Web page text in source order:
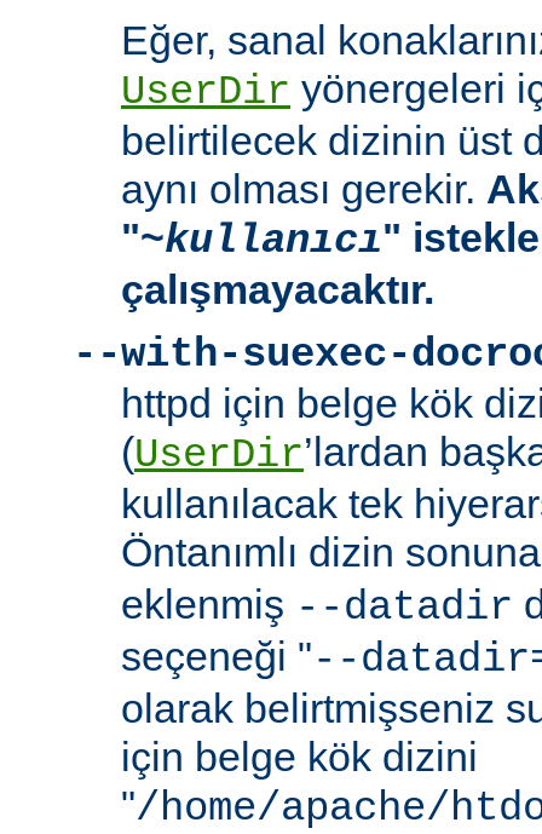
Eğer, sanal
UserDir yönergeleri
belirtilecek dizinin üst
aynı olması gerekir.
"~kullanıcı"
çalışmayacaktır.
--with-suexec-
httpd için belge kök
(UserDir’lardan
kullanılacak tek
Öntanımlı dizin
eklenmiş --datadir
seçeneği "--
olarak belirtmişseniz
için belge kök dizini
"/home/apache/